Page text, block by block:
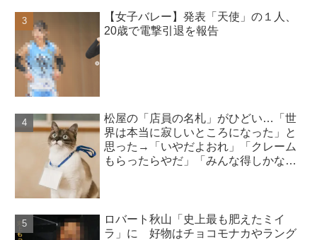
【女子バレー】発表「天使」の１人、
20歳で電撃引退を報告
松屋の「店員の名札」がひどい…「世
界は本当に寂しいところになった」と
思った→「いやだよおれ」「クレーム
もらったらやだ」「みんな得しかな
ロバート秋山「史上最も肥えたミイ
ラ」に 好物はチョコモナカやラング